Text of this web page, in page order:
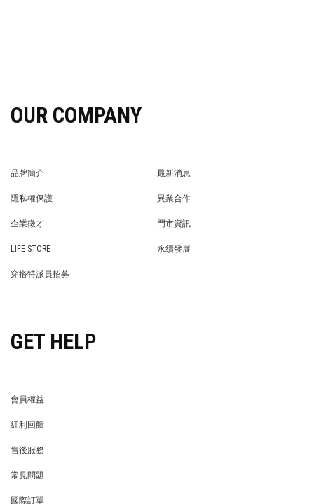
OUR COMPANY
品牌簡介
最新消息
隱私權保護
異業合作
企業徵才
門市資訊
LIFE STORE
永續發展
穿搭特派員招募
GET HELP
會員權益
紅利回饋
售後服務
常見問題
國際訂單